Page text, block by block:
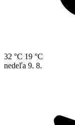
32 °C 19 °C
nedeľa 9. 8.